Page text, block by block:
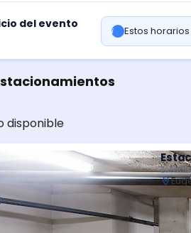
del evento
Estos
disponible